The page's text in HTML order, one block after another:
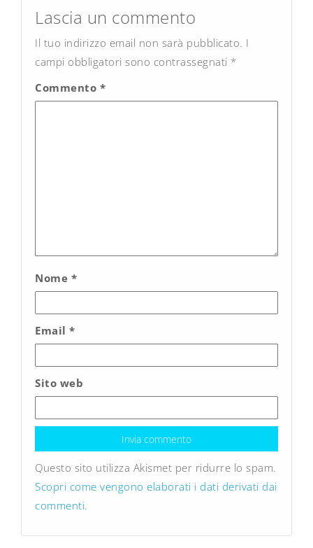
navigation
Lascia un commento
Il tuo indirizzo email non sarà pubblicato. I
campi obbligatori sono contrassegnati *
Commento *
Nome *
Email *
Sito web
Questo sito utilizza Akismet per ridurre lo spam.
Scopri come vengono elaborati i dati derivati dai
commenti.